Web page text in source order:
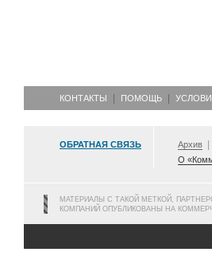
КОНТАКТЫ ПОМОЩЬ
ОБРАТНАЯ СВЯЗЬ Архив
О
МАТЕРИАЛЫ С ТАКОЙ МЕТКОЙ,
КОМПАНИЙ ОПУБЛИКОВАНЫ НА